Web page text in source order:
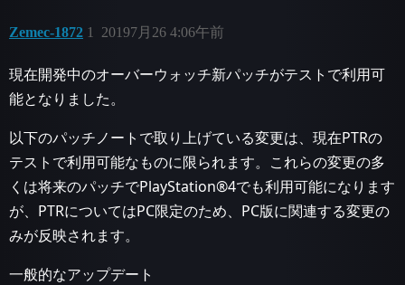
Zemec-1872 20197月26 4:06午前
1
現在開発中のオーバーウォッチ新パッチがテストで利用可
能となりました。
以下のパッチノートで取り上げている変更は、現在PTRの
テストで利用可能なものに限られます。これらの変更の多
くは将来のパッチでPlayStation®4でも利用可能になります
が、PTRについてはPC限定のため、PC版に関連する変更の
みが反映されます。
一般的なアップデート